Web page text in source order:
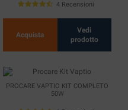
4 Recensioni
Acquista
Vedi
prodotto
PROCARE VAPTIO KIT COMPLETO
50W